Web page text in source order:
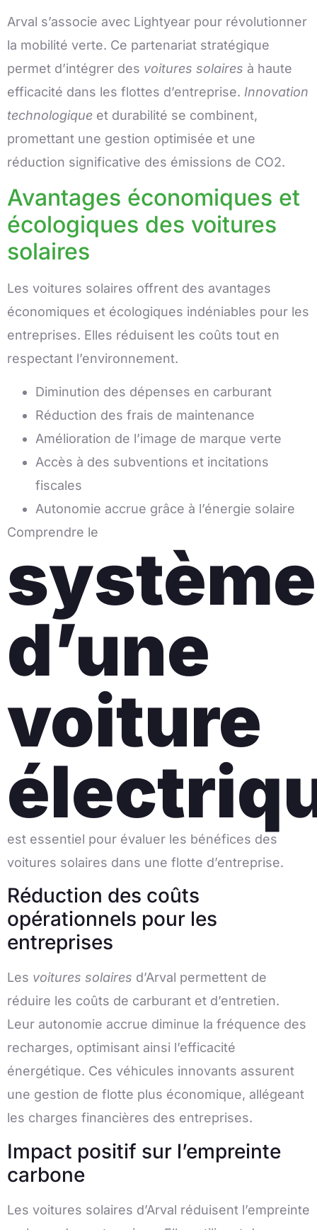
Arval s’associe avec Lightyear pour révolutionner
la mobilité verte. Ce partenariat stratégique
permet d’intégrer des voitures solaires à haute
efficacité dans les flottes d’entreprise. Innovation
technologique et durabilité se combinent,
promettant une gestion optimisée et une
réduction significative des émissions de CO2.
Avantages économiques et
écologiques des voitures
solaires
Les voitures solaires offrent des avantages
économiques et écologiques indéniables pour les
entreprises. Elles réduisent les coûts tout en
respectant l’environnement.
Diminution des dépenses en carburant
Réduction des frais de maintenance
Amélioration de l’image de marque verte
Accès à des subventions et incitations
fiscales
Autonomie accrue grâce à l’énergie solaire
Comprendre le
système
d’une
voiture
est essentiel pour évaluer les bénéfices des
voitures solaires dans une flotte d’entreprise.
Réduction des coûts
opérationnels pour les
entreprises
Les voitures solaires d’Arval permettent de
réduire les coûts de carburant et d’entretien.
Leur autonomie accrue diminue la fréquence des
recharges, optimisant ainsi l’efficacité
énergétique. Ces véhicules innovants assurent
une gestion de flotte plus économique, allégeant
les charges financières des entreprises.
Impact positif sur l’empreinte
carbone
Les voitures solaires d’Arval réduisent l’empreinte